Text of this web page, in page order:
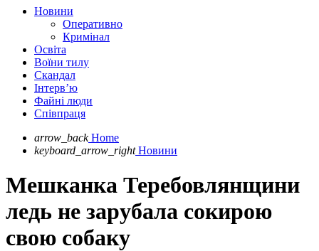
Новини
Оперативно
Кримінал
Освіта
Воїни тилу
Скандал
Інтерв’ю
Файні люди
Співпраця
arrow_back Home
keyboard_arrow_right Новини
Мешканка Теребовлянщини
ледь не зарубала сокирою
свою собаку